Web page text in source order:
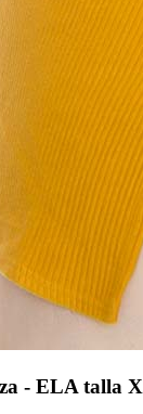
- ELA talla